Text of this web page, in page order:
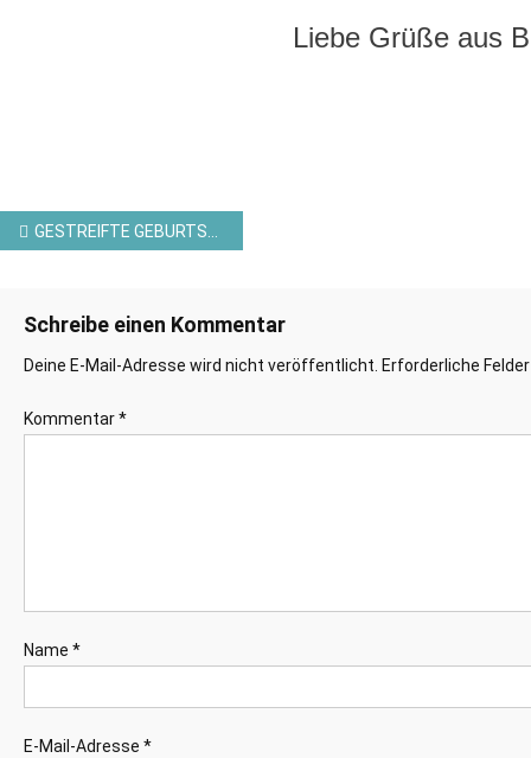
Liebe Grüße aus
Beitragsnavigation
GESTREIFTE GEBURTSTAGSKARTE MIT DEM PRODUKTPAKET “HANDGEMALTE BLÜTEN”
Schreibe einen Kommentar
Deine E-Mail-Adresse wird nicht veröffentlicht. Erforderliche
Kommentar*
Name *
E-Mail-Adresse *